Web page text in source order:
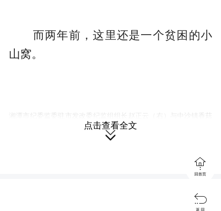
而两年前，这里还是一个贫困的小
山窝。
湘潭市纪委监委驻市发改委纪监组组长赵正云（右）与中沙镇香菇
种植基地负责人熊朝华（左）了解开工复工的情况，现场指导生产
点击查看全文


回首页

返 回